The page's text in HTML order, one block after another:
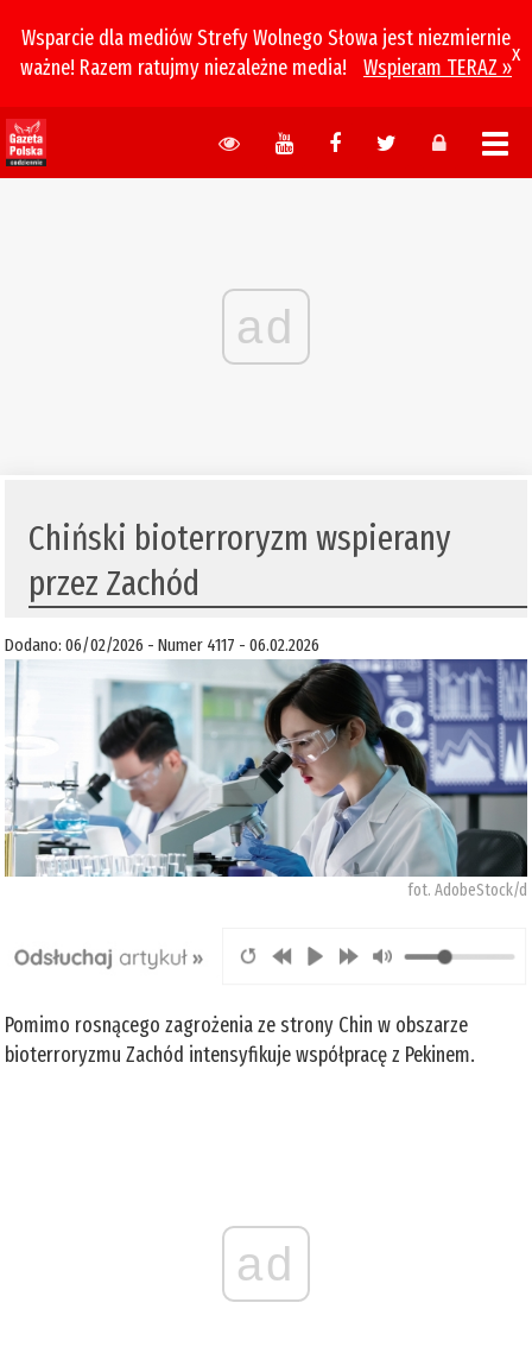
Wsparcie dla mediów Strefy Wolnego Słowa jest niezmiernie
ważne! Razem ratujmy niezależne media!
Wspieram TERAZ »
x
ad
Chiński bioterroryzm wspierany
przez Zachód
Dodano: 06/02/2026 - Numer 4117 - 06.02.2026
fot. AdobeStock/d
Pomimo rosnącego zagrożenia ze strony Chin w obszarze
bioterroryzmu Zachód intensyfikuje współpracę z Pekinem.
ad